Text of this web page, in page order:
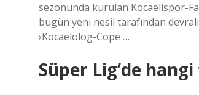
sezonunda kurulan Kocaelispor-
bugün yeni nesil tarafından
›Kocaelolog-Cope …
Süper Lig’de